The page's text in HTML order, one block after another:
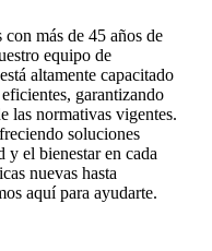
más de 45 años de
equipo de
altamente capacitado
garantizando
las normativas vigentes.
soluciones
y el bienestar en cada
nuevas hasta
aquí para ayudarte.